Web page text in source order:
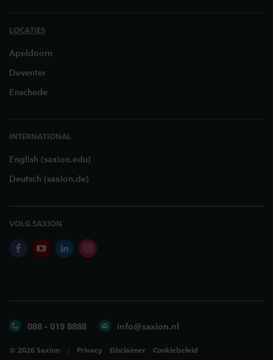
LOCATIES
Apeldoorn
Deventer
Enschede
INTERNATIONAL
English (saxion.edu)
Deutsch (saxion.de)
VOLG SAXION
facebookyoutubelinkedininstagram
088 - 019 8888 info@saxion.nl
© 2026 Saxion Privacy Disclaimer Cookiebeleid